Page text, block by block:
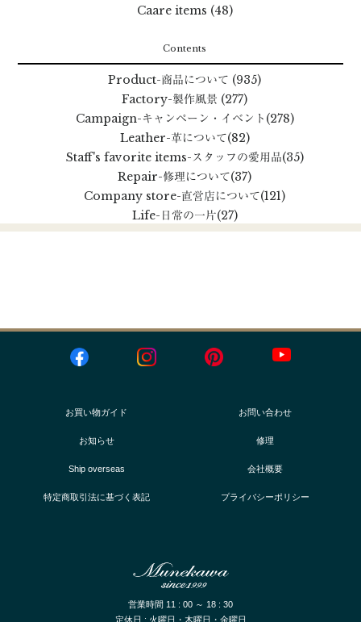
Caare items (48)
Contents
Product-商品について (935)
Factory-製作風景 (277)
Campaign-キャンペーン・イベント (278)
Leather-革について(82)
Staff's favorite items-スタッフの愛用品(35)
Repair-修理について(37)
Company store-直営店について(121)
Life-日常の一片(27)
お買い物ガイド お問い合わせ
お知らせ 修理
Ship overseas 会社概要
特定商取引法に基づく表記 プライバシーポリシー
営業時間 11 : 00 ～ 18 : 30
定休日 : 火曜日・木曜日・金曜日